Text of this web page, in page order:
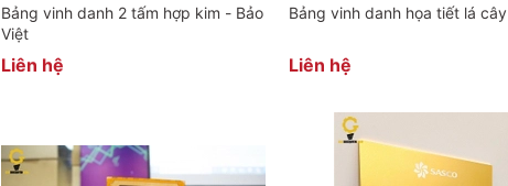
Bảng vinh danh 2 tấm hợp kim - Bảo
Việt
Liên hệ
Bảng vinh danh họa tiết lá cây
Liên hệ